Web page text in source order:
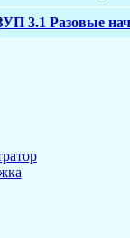
3.1 Разовые